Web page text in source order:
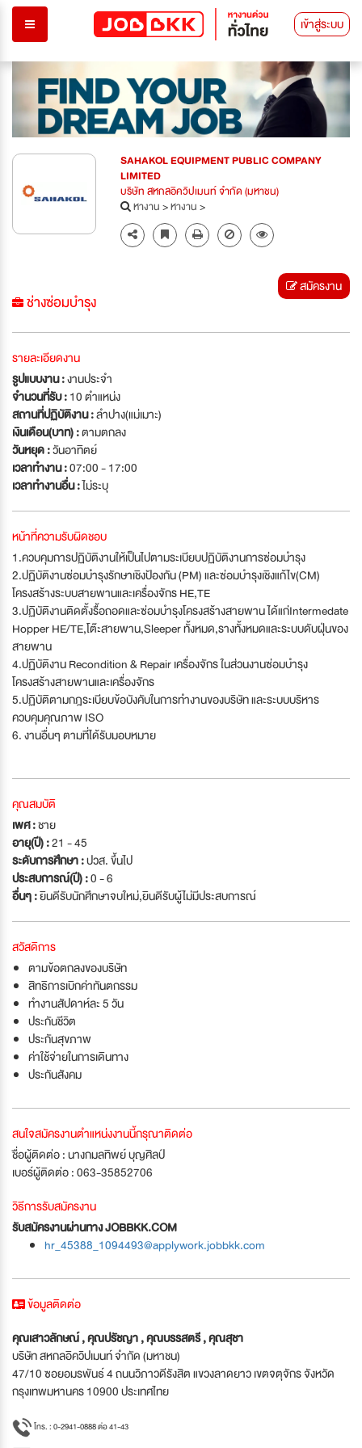
เข้าสู่ระบบ
SAHAKOL EQUIPMENT PUBLIC COMPANY
LIMITED
บริษัท สหกลอิควิปเมนท์ จำกัด (มหาชน)
หางาน>หางาน>
ช่างซ่อมบำรุง
สมัครงาน
รายละเอียดงาน
รูปแบบงาน :งานประจำ
จำนวนที่รับ :10 ตำแหน่ง
สถานที่ปฏิบัติงาน :ลำปาง(แม่เมาะ)
เงินเดือน(บาท) :ตามตกลง
วันหยุด :วันอาทิตย์
เวลาทำงาน :07:00 - 17:00
เวลาทำงานอื่น :ไม่ระบุ
หน้าที่ความรับผิดชอบ
1.ควบคุมการปฏิบัติงานให้เป็นไปตามระเบียบปฏิบัติงานการซ่อมบำรุง
2.ปฏิบัติงานซ่อมบำรุงรักษาเชิงป้องกัน (PM) และซ่อมบำรุงเชิงแก้ไข(CM)
โครงสร้างระบบสายพานและเครื่องจักร HE,TE
3.ปฏิบัติงานติดตั้งรื้อถอดและซ่อมบำรุงโครงสร้างสายพาน ได้แก่Intermedate
Hopper HE/TE,โต๊ะสายพาน,Sleeper ทั้งหมด,รางทั้งหมดและระบบดับฝุ่นของ
สายพาน
4.ปฏิบัติงาน Recondition & Repair เครื่องจักร ในส่วนงานซ่อมบำรุง
โครงสร้างสายพานและเครื่องจักร
5.ปฏิบัติตามกฎระเบียบข้อบังคับในการทำงานของบริษัท และระบบบริหาร
ควบคุมคุณภาพ ISO
6. งานอื่นๆ ตามที่ได้รับมอบหมาย
คุณสมบัติ
เพศ :ชาย
อายุ(ปี) :21 - 45
ระดับการศึกษา :ปวส. ขึ้นไป
ประสบการณ์(ปี) :0 - 6
อื่นๆ :ยินดีรับนักศึกษาจบใหม่,ยินดีรับผู้ไม่มีประสบการณ์
สวัสดิการ
ตามข้อตกลงของบริษัท
สิทธิการเบิกค่าทันตกรรม
ทำงานสัปดาห์ละ 5 วัน
ประกันชีวิต
ประกันสุขภาพ
ค่าใช้จ่ายในการเดินทาง
ประกันสังคม
สนใจสมัครงานตำแหน่งงานนี้กรุณาติดต่อ
ชื่อผู้ติดต่อ : นางกมลทิพย์ บุญศิลป์
เบอร์ผู้ติดต่อ : 063-35852706
วิธีการรับสมัครงาน
รับสมัครงานผ่านทาง JOBBKK.COM
hr_45388_1094493@applywork.jobbkk.com
ข้อมูลติดต่อ
คุณเสาวลักษณ์ , คุณปรัชญา , คุณบรรสตรี , คุณสุชา
บริษัท สหกลอิควิปเมนท์ จำกัด (มหาชน)
47/10 ซอยอมรพันธ์ 4 ถนนวิภาวดีรังสิต แขวงลาดยาว เขตจตุจักร จังหวัด
กรุงเทพมหานคร 10900 ประเทศไทย
โทร. : 0-2941-0888 ต่อ 41-43